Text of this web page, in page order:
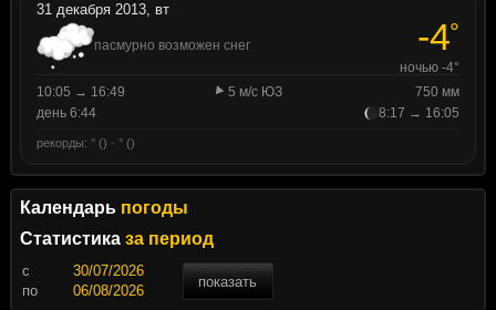
31 декабря 2013, вт
пасмурно возможен снег -4°
ночью -4°
10:05 → 16:49
5 м/с ЮЗ
750 мм
день 6:44
8:17 → 16:05
рекорды: ° () · ° ()
Календарь погоды
Статистика за период
c
показать
по